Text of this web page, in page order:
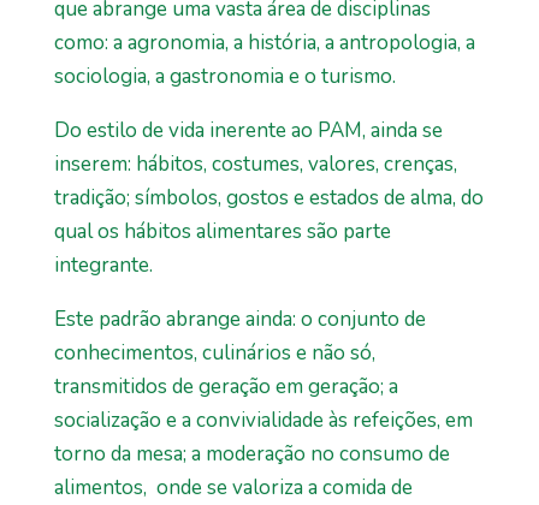
que abrange uma vasta área de disciplinas
como: a agronomia, a história, a antropologia, a
sociologia, a gastronomia e o turismo.
Do estilo de vida inerente ao PAM, ainda se
inserem: hábitos, costumes, valores, crenças,
tradição; símbolos, gostos e estados de alma, do
qual os hábitos alimentares são parte
integrante.
Este padrão abrange ainda: o conjunto de
conhecimentos, culinários e não só,
transmitidos de geração em geração; a
socialização e a convivialidade às refeições, em
torno da mesa; a moderação no consumo de
alimentos, onde se valoriza a comida de